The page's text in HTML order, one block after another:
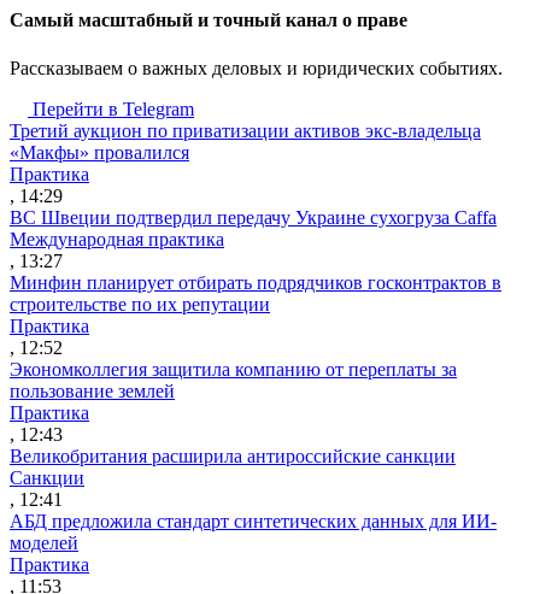
Cамый масштабный и точный канал о праве
Рассказываем о важных деловых и юридических событиях.
Перейти в Telegram
Третий аукцион по приватизации активов экс-владельца
«Макфы» провалился
Практика
, 14:29
ВС Швеции подтвердил передачу Украине сухогруза Caffa
Международная практика
, 13:27
Минфин планирует отбирать подрядчиков госконтрактов в
строительстве по их репутации
Практика
, 12:52
Экономколлегия защитила компанию от переплаты за
пользование землей
Практика
, 12:43
Великобритания расширила антироссийские санкции
Санкции
, 12:41
АБД предложила стандарт синтетических данных для ИИ-
моделей
Практика
, 11:53